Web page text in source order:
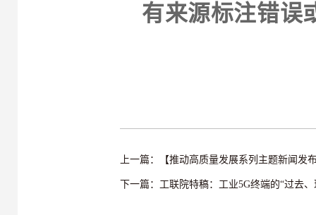
有来源标注错误
上一篇：【推动高质量发展系列主题新闻发
下一篇：工联院特稿：工业5G终端的“过去